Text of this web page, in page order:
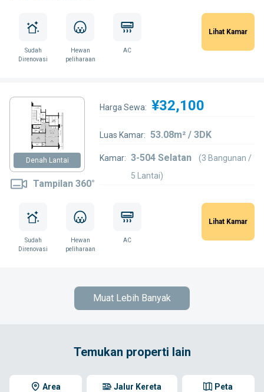
Sudah
Direnovasi
Hewan
peliharaan
AC
Lihat Kamar
Denah Lantai
Tampilan 360°
Harga Sewa: ¥32,100
Luas Kamar: 53.08m² / 3DK
Kamar: 3-504 Selatan
(3 Bangunan /
5 Lantai)
Sudah
Direnovasi
Hewan
peliharaan
AC
Lihat Kamar
Muat Lebih Banyak
Temukan properti lain
Area Peta
Jalur Kereta